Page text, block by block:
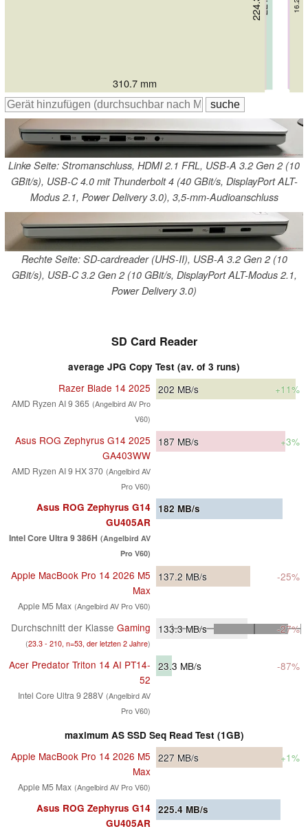
320 mm
311 mm
311 mm
312.6 mm
311 mm
310.7 mm
Linke Seite: Stromanschluss, HDMI 2.1 FRL, USB-A 3.2 Gen 2 (10
GBit/s), USB-C 4.0 mit Thunderbolt 4 (40 GBit/s, DisplayPort ALT-
Modus 2.1, Power Delivery 3.0), 3,5-mm-Audioanschluss
Rechte Seite: SD-cardreader (UHS-II), USB-A 3.2 Gen 2 (10
GBit/s), USB-C 3.2 Gen 2 (10 GBit/s, DisplayPort ALT-Modus 2.1,
Power Delivery 3.0)
SD Card Reader
average JPG Copy Test (av. of 3 runs)
Razer Blade 14 2025
AMD Ryzen AI 9 365 (Angelbird AV Pro
V60)
202 MB/s +11%
Asus ROG Zephyrus G14 2025
GA403WW
AMD Ryzen AI 9 HX 370 (Angelbird AV
Pro V60)
187 MB/s +3%
Asus ROG Zephyrus G14
GU405AR
Intel Core Ultra 9 386H (Angelbird AV
Pro V60)
182 MB/s
Apple MacBook Pro 14 2026 M5
Max
Apple M5 Max (Angelbird AV Pro V60)
137.2 MB/s -25%
Durchschnitt der Klasse Gaming
(23.3 - 210, n=53, der letzten 2 Jahre)
133.3MB/s -27%
Acer Predator Triton 14 AI PT14-
52
Intel Core Ultra 9 288V (Angelbird AV
Pro V60)
23.3 MB/s -87%
maximum AS SSD Seq Read Test (1GB)
Apple MacBook Pro 14 2026 M5
Max
Apple M5 Max (Angelbird AV Pro V60)
227 MB/s +1%
Asus ROG Zephyrus G14
GU405AR
225.4 MB/s